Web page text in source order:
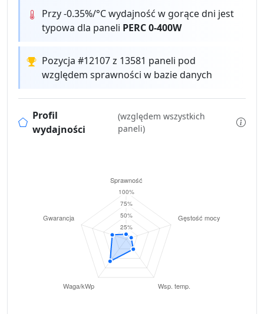
Przy -0.35%/°C wydajność w gorące dni jest
typowa dla paneli PERC 0-400W
Pozycja #12107 z 13581 paneli pod
względem sprawności w bazie danych
Profil
wydajności
(względem wszystkich
paneli)